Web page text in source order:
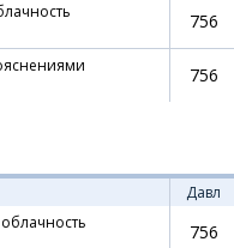
756
756
Давл
756